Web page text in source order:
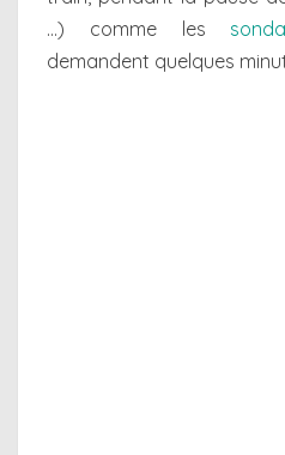
…) comme les
demandent quelques